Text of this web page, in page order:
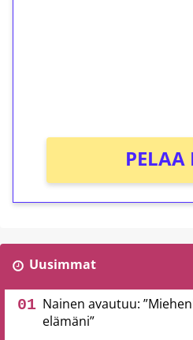
PELAA
Uusimmat
Nainen avautuu:
elämäni”